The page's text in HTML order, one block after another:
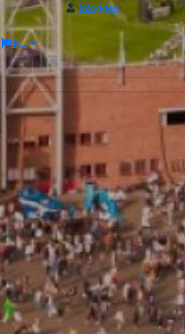
Inloggen
NL